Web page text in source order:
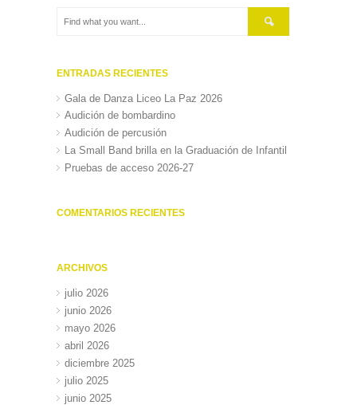
ENTRADAS RECIENTES
Gala de Danza Liceo La Paz 2026
Audición de bombardino
Audición de percusión
La Small Band brilla en la Graduación de Infantil
Pruebas de acceso 2026-27
COMENTARIOS RECIENTES
ARCHIVOS
julio 2026
junio 2026
mayo 2026
abril 2026
diciembre 2025
julio 2025
junio 2025